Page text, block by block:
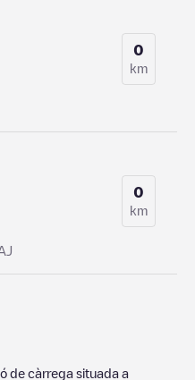
0
km
0
km
de càrrega situada a